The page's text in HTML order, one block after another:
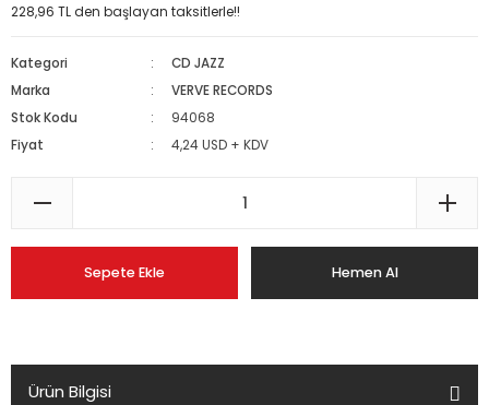
228,96 TL den başlayan taksitlerle!!
Kategori
CD JAZZ
Marka
VERVE RECORDS
Stok Kodu
94068
Fiyat
4,24 USD + KDV
Sepete Ekle Hemen Al
Ürün Bilgisi